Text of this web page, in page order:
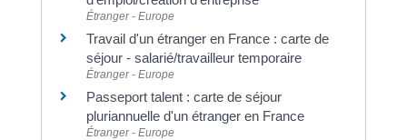
Étranger - Europe
Travail d'un étranger en France : carte de
séjour - salarié/travailleur temporaire
Étranger - Europe
Passeport talent : carte de séjour
pluriannuelle d'un étranger en France
Étranger - Europe